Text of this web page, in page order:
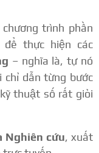
trình phần
thực hiện các
– nghĩa là, tự nó
chỉ dẫn từng bước
thuật số rất giỏi
Nghiên cứu, xuất